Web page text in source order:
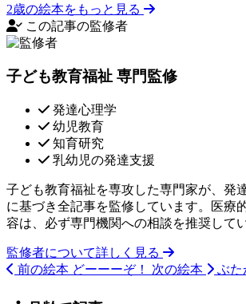
2歳の絵本をもっと見る
この記事の監修者
子ども教育福祉 専門監修
発達心理学
幼児教育
知育研究
乳幼児の発達支援
子ども教育福祉を専攻した専門家が、発
に基づき全記事を監修しています。医療
容は、必ず専門機関への相談を推奨して
監修者について詳しく見る
前の絵本 どーーーぞ！ 次の絵本 ぶた